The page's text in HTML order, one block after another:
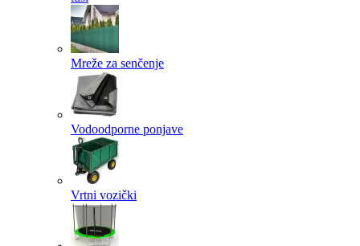
Mreže za senčenje
Vodoodporne ponjave
Vrtni vozički